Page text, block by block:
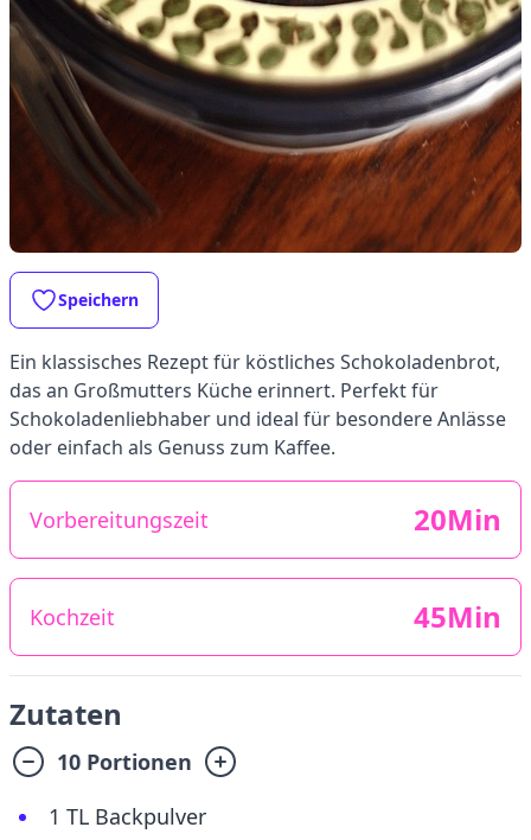
Speichern
Ein klassisches Rezept für köstliches Schokoladenbrot,
das an Großmutters Küche erinnert. Perfekt für
Schokoladenliebhaber und ideal für besondere Anlässe
oder einfach als Genuss zum Kaffee.
Vorbereitungszeit 20Min
Kochzeit 45Min
Zutaten
10 Portionen
1 TL Backpulver